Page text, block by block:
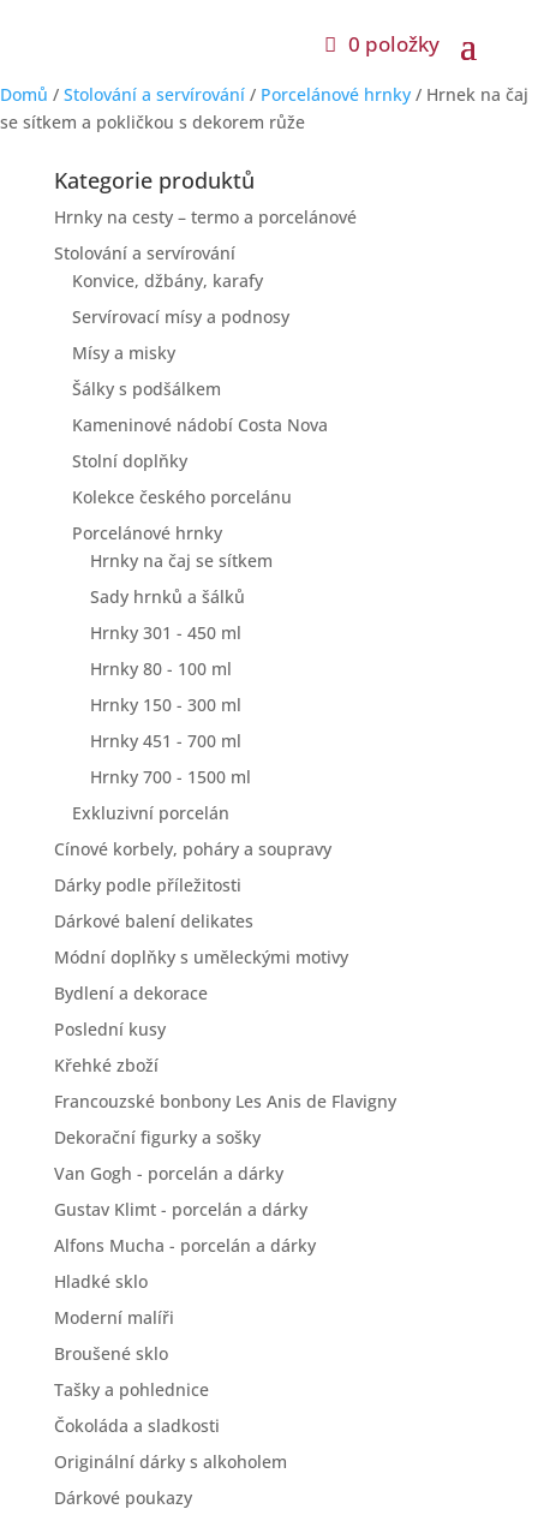
0 položky
Domů / Stolování a servírování / Porcelánové hrnky / Hrnek na čaj
se sítkem a pokličkou s dekorem růže
Kategorie produktů
Hrnky na cesty – termo a porcelánové
Stolování a servírování
Konvice, džbány, karafy
Servírovací mísy a podnosy
Mísy a misky
Šálky s podšálkem
Kameninové nádobí Costa Nova
Stolní doplňky
Kolekce českého porcelánu
Porcelánové hrnky
Hrnky na čaj se sítkem
Sady hrnků a šálků
Hrnky 301 - 450 ml
Hrnky 80 - 100 ml
Hrnky 150 - 300 ml
Hrnky 451 - 700 ml
Hrnky 700 - 1500 ml
Exkluzivní porcelán
Cínové korbely, poháry a soupravy
Dárky podle příležitosti
Dárkové balení delikates
Módní doplňky s uměleckými motivy
Bydlení a dekorace
Poslední kusy
Křehké zboží
Francouzské bonbony Les Anis de Flavigny
Dekorační figurky a sošky
Van Gogh - porcelán a dárky
Gustav Klimt - porcelán a dárky
Alfons Mucha - porcelán a dárky
Hladké sklo
Moderní malíři
Broušené sklo
Tašky a pohlednice
Čokoláda a sladkosti
Originální dárky s alkoholem
Dárkové poukazy